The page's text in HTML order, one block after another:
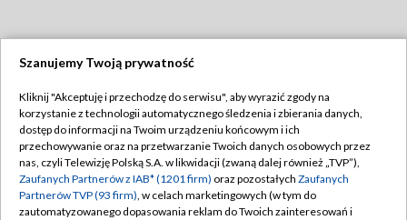
TVP
Abonament TVP
Emisja w TVP
Centrum informacji TVP
Regulamin TVP
Polityka prywatności
Moje zgody
Szanujemy Twoją prywatność
Kliknij "Akceptuję i przechodzę do serwisu", aby wyrazić zgody na
korzystanie z technologii automatycznego śledzenia i zbierania danych,
dostęp do informacji na Twoim urządzeniu końcowym i ich
przechowywanie oraz na przetwarzanie Twoich danych osobowych przez
nas, czyli Telewizję Polską S.A. w likwidacji (zwaną dalej również „TVP”),
Zaufanych Partnerów z IAB* (1201 firm) oraz pozostałych Zaufanych
Partnerów TVP (93 firm), w celach marketingowych (w tym do
zautomatyzowanego dopasowania reklam do Twoich zainteresowań i